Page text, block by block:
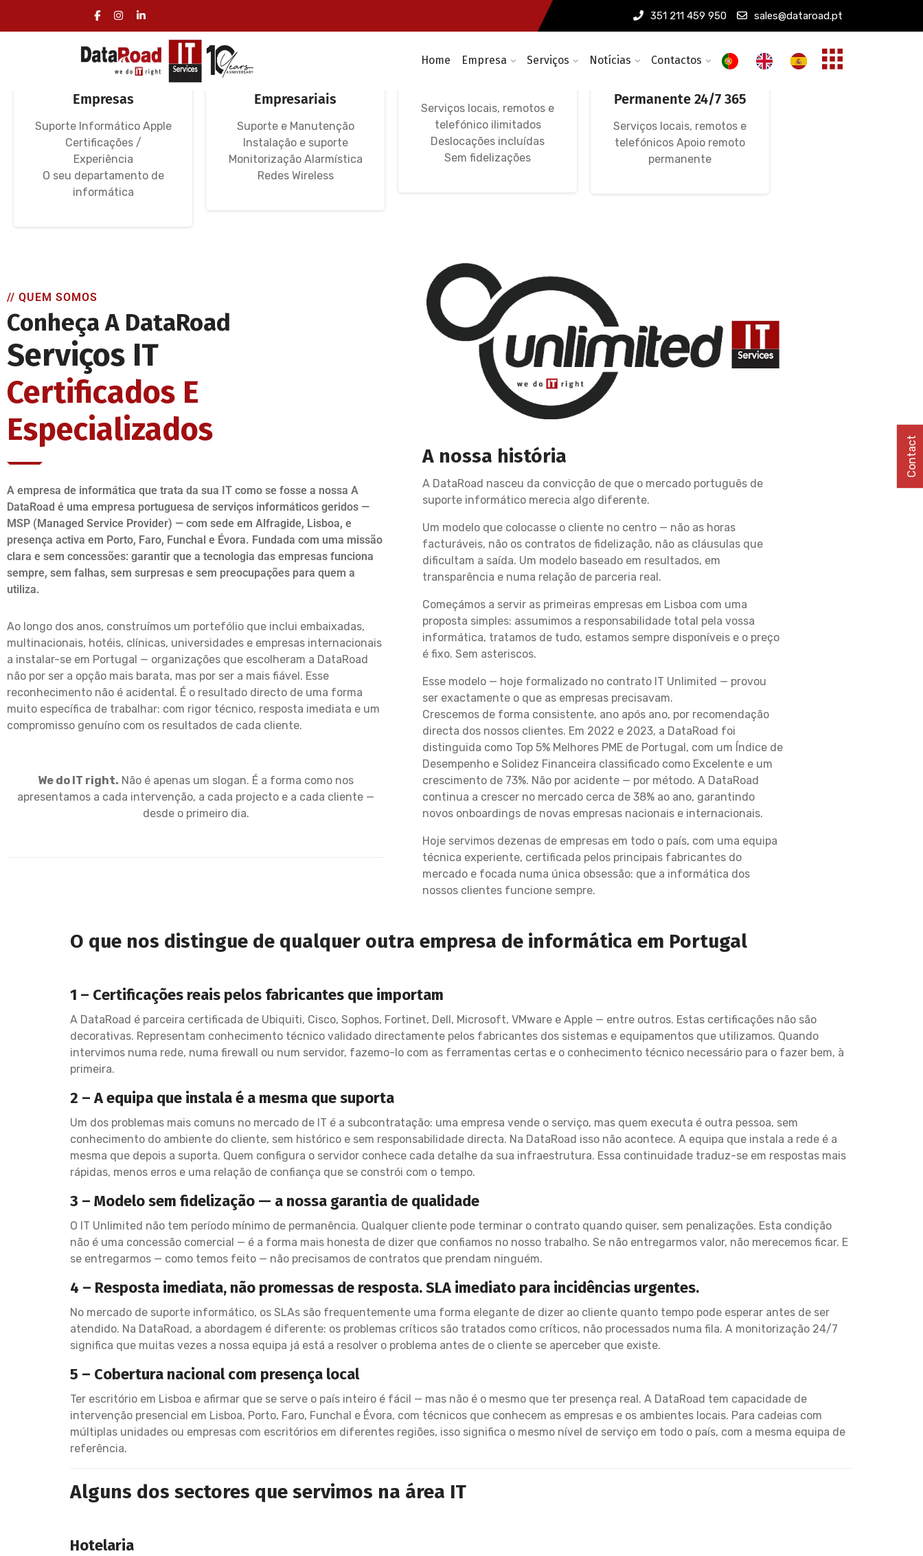
351 211 459 950 sales@dataroad.pt
Home Empresa Serviços Notícias Contactos
Serviços Informática
Especializados
Empresas
Suporte Informático Apple
Certificações /
Experiência
O seu departamento de
informática
Redes Informáticas,
Empresariais
Suporte e Manutenção
Instalação e suporte
Monitorização Alarmística
Redes Wireless
Avença Informática
Serviços locais, remotos e
telefónico ilimitados
Deslocações incluídas
Sem fidelizações
Assistência
Permanente 24/7 365
Serviços locais, remotos e
telefónicos Apoio remoto
permanente
// QUEM SOMOS
Conheça A DataRoad
Serviços IT
Certificados E
Especializados
A empresa de informática que trata da sua IT como se fosse a nossa A
DataRoad é uma empresa portuguesa de serviços informáticos geridos —
MSP (Managed Service Provider) — com sede em Alfragide, Lisboa, e
presença activa em Porto, Faro, Funchal e Évora. Fundada com uma missão
clara e sem concessões: garantir que a tecnologia das empresas funciona
sempre, sem falhas, sem surpresas e sem preocupações para quem a
utiliza.
Ao longo dos anos, construímos um portefólio que inclui embaixadas,
multinacionais, hotéis, clínicas, universidades e empresas internacionais
a instalar-se em Portugal — organizações que escolheram a DataRoad
não por ser a opção mais barata, mas por ser a mais fiável. Esse
reconhecimento não é acidental. É o resultado directo de uma forma
muito específica de trabalhar: com rigor técnico, resposta imediata e um
compromisso genuíno com os resultados de cada cliente.
We do IT right. Não é apenas um slogan. É a forma como nos
apresentamos a cada intervenção, a cada projecto e a cada cliente —
desde o primeiro dia.
A nossa história
A DataRoad nasceu da convicção de que o mercado português de
suporte informático merecia algo diferente.
Um modelo que colocasse o cliente no centro — não as horas
facturáveis, não os contratos de fidelização, não as cláusulas que
dificultam a saída. Um modelo baseado em resultados, em
transparência e numa relação de parceria real.
Começámos a servir as primeiras empresas em Lisboa com uma
proposta simples: assumimos a responsabilidade total pela vossa
informática, tratamos de tudo, estamos sempre disponíveis e o preço
é fixo. Sem asteriscos.
Esse modelo — hoje formalizado no contrato IT Unlimited — provou
ser exactamente o que as empresas precisavam.
Crescemos de forma consistente, ano após ano, por recomendação
directa dos nossos clientes. Em 2022 e 2023, a DataRoad foi
distinguida como Top 5% Melhores PME de Portugal, com um Índice de
Desempenho e Solidez Financeira classificado como Excelente e um
crescimento de 73%. Não por acidente — por método. A DataRoad
continua a crescer no mercado cerca de 38% ao ano, garantindo
novos onboardings de novas empresas nacionais e internacionais.
Hoje servimos dezenas de empresas em todo o país, com uma equipa
técnica experiente, certificada pelos principais fabricantes do
mercado e focada numa única obsessão: que a informática dos
nossos clientes funcione sempre.
O que nos distingue de qualquer outra empresa de informática em Portugal
1 – Certificações reais pelos fabricantes que importam
A DataRoad é parceira certificada de Ubiquiti, Cisco, Sophos, Fortinet, Dell, Microsoft, VMware e Apple — entre outros. Estas certificações não são
decorativas. Representam conhecimento técnico validado directamente pelos fabricantes dos sistemas e equipamentos que utilizamos. Quando
intervimos numa rede, numa firewall ou num servidor, fazemo-lo com as ferramentas certas e o conhecimento técnico necessário para o fazer bem, à
primeira.
2 – A equipa que instala é a mesma que suporta
Um dos problemas mais comuns no mercado de IT é a subcontratação: uma empresa vende o serviço, mas quem executa é outra pessoa, sem
conhecimento do ambiente do cliente, sem histórico e sem responsabilidade directa. Na DataRoad isso não acontece. A equipa que instala a rede é a
mesma que depois a suporta. Quem configura o servidor conhece cada detalhe da sua infraestrutura. Essa continuidade traduz-se em respostas mais
rápidas, menos erros e uma relação de confiança que se constrói com o tempo.
3 – Modelo sem fidelização — a nossa garantia de qualidade
O IT Unlimited não tem período mínimo de permanência. Qualquer cliente pode terminar o contrato quando quiser, sem penalizações. Esta condição
não é uma concessão comercial — é a forma mais honesta de dizer que confiamos no nosso trabalho. Se não entregarmos valor, não merecemos ficar. E
se entregarmos — como temos feito — não precisamos de contratos que prendam ninguém.
4 – Resposta imediata, não promessas de resposta. SLA imediato para incidências urgentes.
No mercado de suporte informático, os SLAs são frequentemente uma forma elegante de dizer ao cliente quanto tempo pode esperar antes de ser
atendido. Na DataRoad, a abordagem é diferente: os problemas críticos são tratados como críticos, não processados numa fila. A monitorização 24/7
significa que muitas vezes a nossa equipa já está a resolver o problema antes de o cliente se aperceber que existe.
5 – Cobertura nacional com presença local
Ter escritório em Lisboa e afirmar que se serve o país inteiro é fácil — mas não é o mesmo que ter presença real. A DataRoad tem capacidade de
intervenção presencial em Lisboa, Porto, Faro, Funchal e Évora, com técnicos que conhecem as empresas e os ambientes locais. Para cadeias com
múltiplas unidades ou empresas com escritórios em diferentes regiões, isso significa o mesmo nível de serviço em todo o país, com a mesma equipa de
referência.
Alguns dos sectores que servimos na área IT
Hotelaria
Contact